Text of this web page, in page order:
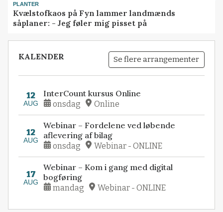
PLANTER
Kvælstofkaos på Fyn lammer landmænds
såplaner: - Jeg føler mig pisset på
KALENDER Se flere arrangementer
12
AUG
InterCount kursus Online
onsdag Online
12
AUG
Webinar – Fordelene ved løbende
aflevering af bilag
onsdag Webinar - ONLINE
17
AUG
Webinar – Kom i gang med digital
bogføring
mandag Webinar - ONLINE